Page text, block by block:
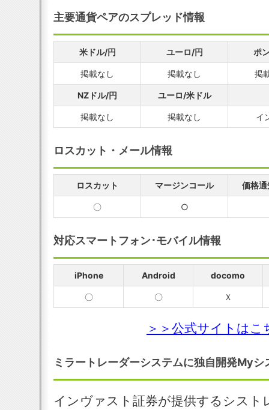
主要通貨ペアのスプレッド情報
米ドル/円 ユーロ/円 ポ
掲載なし 掲載なし 掲
NZドル/円 ユーロ/米ドル
掲載なし 掲載なし イ
ロスカット・メール情報
ロスカット マージンコール 価格
〇 ○
対応スマートフォン･モバイル情報
iPhone Android docomo
〇 〇 Ｘ
＞＞公式サイトはこ
ミラートレーダーシステムに独自開発My
インヴァスト証券が提供するシスト